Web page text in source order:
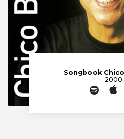
Songbook
2000